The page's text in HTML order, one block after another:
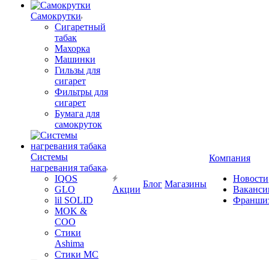
Самокрутки
Сигаретный
табак
Махорка
Машинки
Гильзы для
сигарет
Фильтры для
сигарет
Бумага для
самокруток
Системы
нагревания табака
IQOS
GLO
lil SOLID
MOK &
COO
Стики
Ashima
Стики MC
Акции
Блог Магазины
Компания
Новости